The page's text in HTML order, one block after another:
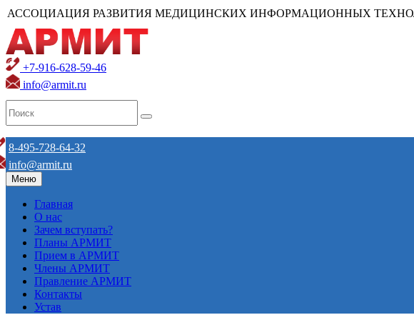
АССОЦИАЦИЯ РАЗВИТИЯ МЕДИЦИНСКИХ ИНФОРМАЦИОННЫХ
+7-916-628-59-46
info@armit.ru
8-495-728-64-32
info@armit.ru
Меню
Главная
О нас
Зачем вступать?
Планы АРМИТ
Прием в АРМИТ
Члены АРМИТ
Правление АРМИТ
Контакты
Устав